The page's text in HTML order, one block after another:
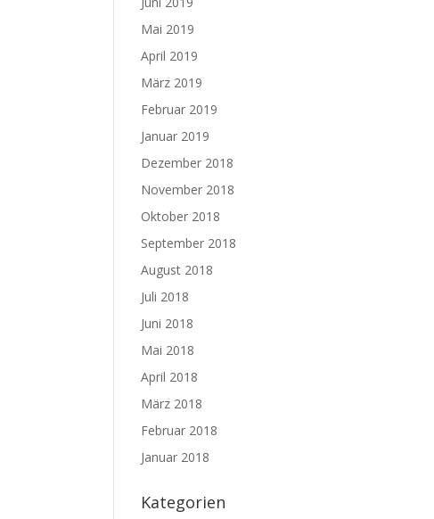
Mai 2019
April 2019
März 2019
Februar 2019
Januar 2019
Dezember 2018
November 2018
Oktober 2018
September 2018
August 2018
Juli 2018
Juni 2018
Mai 2018
April 2018
März 2018
Februar 2018
Januar 2018
Kategorien